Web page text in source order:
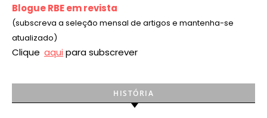
Blogue RBE em revista
(subscreva a seleção mensal de artigos e mantenha-se
atualizado)
Clique aqui para subscrever
HISTÓRIA